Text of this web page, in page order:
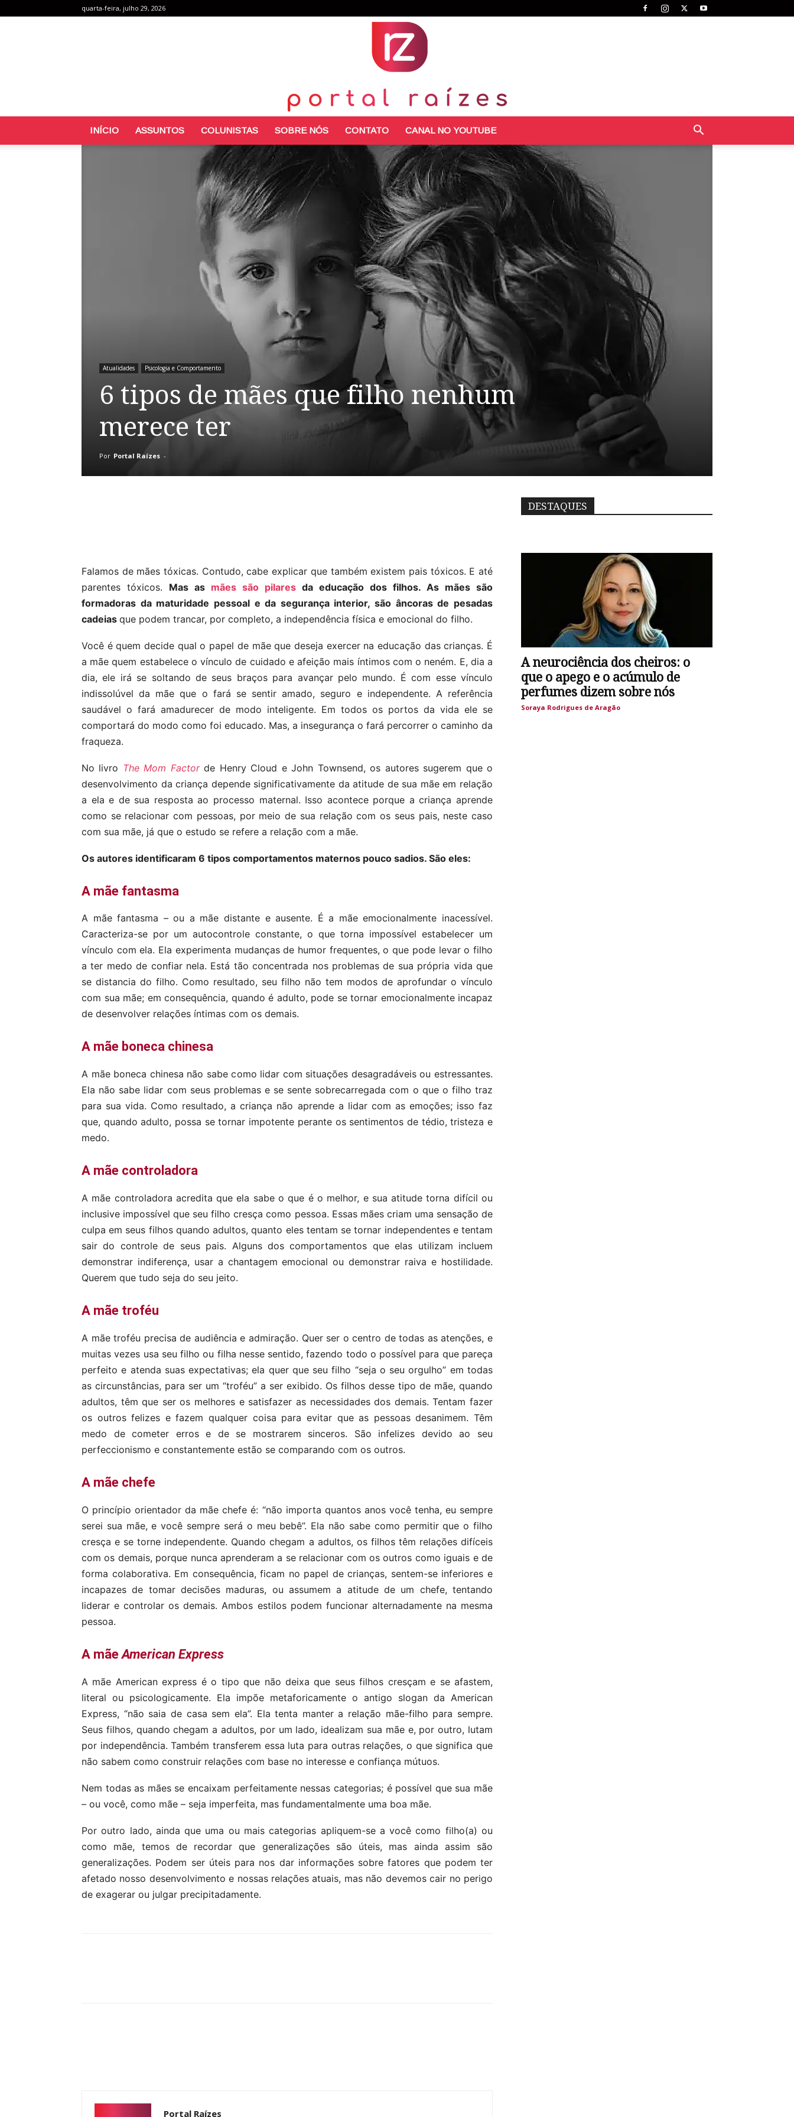
quarta-feira, julho 29, 2026
Portal
Raízes
INÍCIO ASSUNTOS COLUNISTAS SOBRE NÓS CONTATO CANAL NO YOUTUBE
Atualidades Psicologia e Comportamento
6 tipos de mães que filho nenhum
merece ter
Por Portal Raízes -
Falamos de mães tóxicas. Contudo, cabe explicar que também existem pais tóxicos. E até
parentes tóxicos. Mas as mães são pilares da educação dos filhos. As mães são
formadoras da maturidade pessoal e da segurança interior, são âncoras de pesadas
cadeias que podem trancar, por completo, a independência física e emocional do filho.
Você é quem decide qual o papel de mãe que deseja exercer na educação das crianças. É
a mãe quem estabelece o vínculo de cuidado e afeição mais íntimos com o neném. E, dia a
dia, ele irá se soltando de seus braços para avançar pelo mundo. É com esse vínculo
indissolúvel da mãe que o fará se sentir amado, seguro e independente. A referência
saudável o fará amadurecer de modo inteligente. Em todos os portos da vida ele se
comportará do modo como foi educado. Mas, a insegurança o fará percorrer o caminho da
fraqueza.
No livro The Mom Factorde Henry Cloud e John Townsend, os autores sugerem que o
desenvolvimento da criança depende significativamente da atitude de sua mãe em relação
a ela e de sua resposta ao processo maternal. Isso acontece porque a criança aprende
como se relacionar com pessoas, por meio de sua relação com os seus pais, neste caso
com sua mãe, já que o estudo se refere a relação com a mãe.
Os autores identificaram 6 tipos comportamentos maternos pouco sadios. São eles:
A mãe fantasma
A mãe fantasma – ou a mãe distante e ausente. É a mãe emocionalmente inacessível.
Caracteriza-se por um autocontrole constante, o que torna impossível estabelecer um
vínculo com ela. Ela experimenta mudanças de humor frequentes, o que pode levar o filho
a ter medo de confiar nela. Está tão concentrada nos problemas de sua própria vida que
se distancia do filho. Como resultado, seu filho não tem modos de aprofundar o vínculo
com sua mãe; em consequência, quando é adulto, pode se tornar emocionalmente incapaz
de desenvolver relações íntimas com os demais.
A mãe boneca chinesa
A mãe boneca chinesa não sabe como lidar com situações desagradáveis ou estressantes.
Ela não sabe lidar com seus problemas e se sente sobrecarregada com o que o filho traz
para sua vida. Como resultado, a criança não aprende a lidar com as emoções; isso faz
que, quando adulto, possa se tornar impotente perante os sentimentos de tédio, tristeza e
medo.
A mãe controladora
A mãe controladora acredita que ela sabe o que é o melhor, e sua atitude torna difícil ou
inclusive impossível que seu filho cresça como pessoa. Essas mães criam uma sensação de
culpa em seus filhos quando adultos, quanto eles tentam se tornar independentes e tentam
sair do controle de seus pais. Alguns dos comportamentos que elas utilizam incluem
demonstrar indiferença, usar a chantagem emocional ou demonstrar raiva e hostilidade.
Querem que tudo seja do seu jeito.
A mãe troféu
A mãe troféu precisa de audiência e admiração. Quer ser o centro de todas as atenções, e
muitas vezes usa seu filho ou filha nesse sentido, fazendo todo o possível para que pareça
perfeito e atenda suas expectativas; ela quer que seu filho “seja o seu orgulho” em todas
as circunstâncias, para ser um “troféu” a ser exibido. Os filhos desse tipo de mãe, quando
adultos, têm que ser os melhores e satisfazer as necessidades dos demais. Tentam fazer
os outros felizes e fazem qualquer coisa para evitar que as pessoas desanimem. Têm
medo de cometer erros e de se mostrarem sinceros. São infelizes devido ao seu
perfeccionismo e constantemente estão se comparando com os outros.
A mãe chefe
O princípio orientador da mãe chefe é: “não importa quantos anos você tenha, eu sempre
serei sua mãe, e você sempre será o meu bebê”. Ela não sabe como permitir que o filho
cresça e se torne independente. Quando chegam a adultos, os filhos têm relações difíceis
com os demais, porque nunca aprenderam a se relacionar com os outros como iguais e de
forma colaborativa. Em consequência, ficam no papel de crianças, sentem-se inferiores e
incapazes de tomar decisões maduras, ou assumem a atitude de um chefe, tentando
liderar e controlar os demais. Ambos estilos podem funcionar alternadamente na mesma
pessoa.
A mãeAmerican Express
A mãe American express é o tipo que não deixa que seus filhos cresçam e se afastem,
literal ou psicologicamente. Ela impõe metaforicamente o antigo slogan da American
Express, “não saia de casa sem ela”. Ela tenta manter a relação mãe-filho para sempre.
Seus filhos, quando chegam a adultos, por um lado, idealizam sua mãe e, por outro, lutam
por independência. Também transferem essa luta para outras relações, o que significa que
não sabem como construir relações com base no interesse e confiança mútuos.
Nem todas as mães se encaixam perfeitamente nessas categorias; é possível que sua mãe
– ou você, como mãe – seja imperfeita, mas fundamentalmente uma boa mãe.
Por outro lado, ainda que uma ou mais categorias apliquem-se a você como filho(a) ou
como mãe, temos de recordar que generalizações são úteis, mas ainda assim são
generalizações. Podem ser úteis para nos dar informações sobre fatores que podem ter
afetado nosso desenvolvimento e nossas relações atuais, mas não devemos cair no perigo
de exagerar ou julgar precipitadamente.
Portal Raízes
DESTAQUES
A neurociência dos cheiros: o
que o apego e o acúmulo de
perfumes dizem sobre nós
Soraya Rodrigues de Aragão